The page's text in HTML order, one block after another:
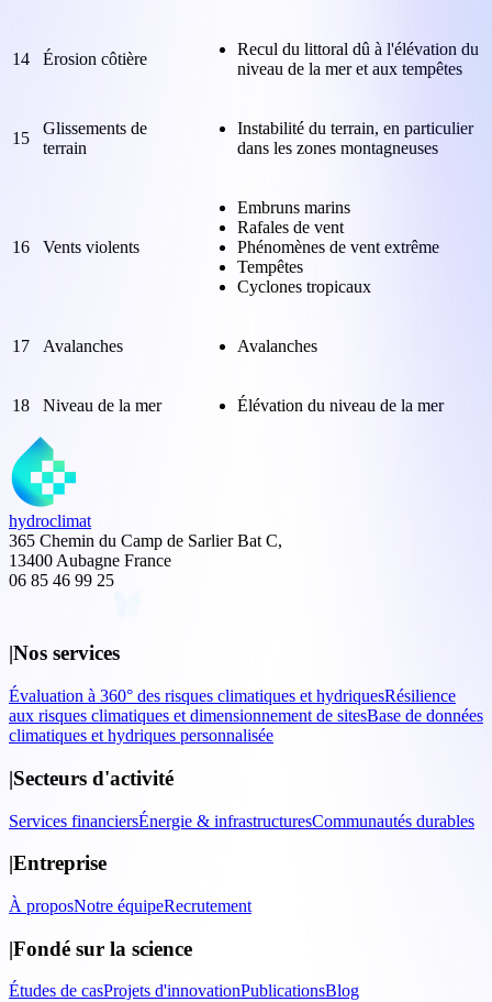
14 Érosion côtière
Recul du littoral dû à l'élévation du
niveau de la mer et aux tempêtes
15
Glissements de
terrain
Instabilité du terrain, en particulier
dans les zones montagneuses
16 Vents violents
Embruns marins
Rafales de vent
Phénomènes de vent extrême
Tempêtes
Cyclones tropicaux
17 Avalanches Avalanches
18 Niveau de la mer Élévation du niveau de la mer
hydroclimat
365 Chemin du Camp de Sarlier Bat C,
13400 Aubagne France
06 85 46 99 25
|Nos services
Évaluation à 360° des risques climatiques et hydriquesRésilience
aux risques climatiques et dimensionnement de sitesBase de données
climatiques et hydriques personnalisée
|Secteurs d'activité
Services financiersÉnergie & infrastructuresCommunautés durables
|Entreprise
À proposNotre équipeRecrutement
|Fondé sur la science
Études de casProjets d'innovationPublicationsBlog